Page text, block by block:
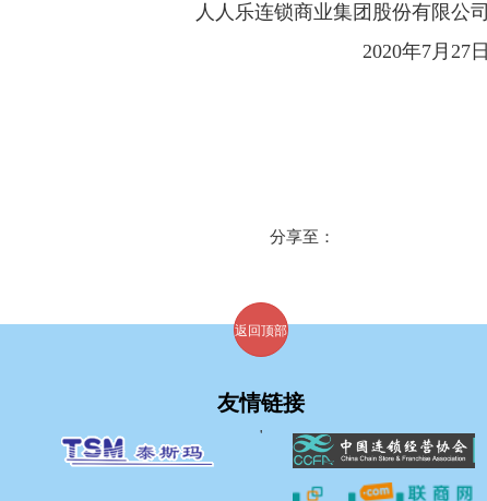
人人乐连锁商业集团股份有限公司
2020年7月27日
分享至：
返回顶部
友情链接
'